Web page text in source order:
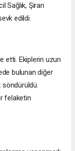
Sağlık, Şiran
edildi.
etti. Ekiplerin uzun
bulunan diğer
söndürüldü.
felaketin